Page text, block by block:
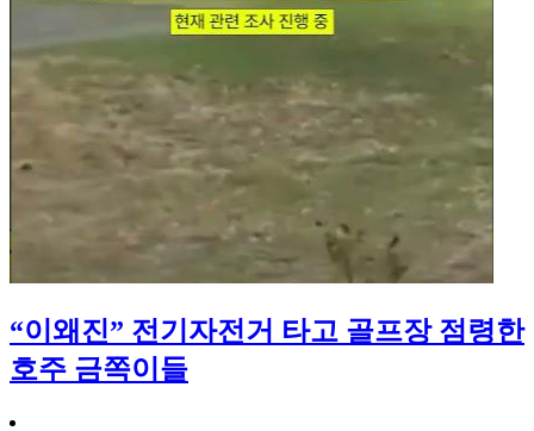
“이왜진” 전기자전거 타고 골프장 점령한
호주 금쪽이들